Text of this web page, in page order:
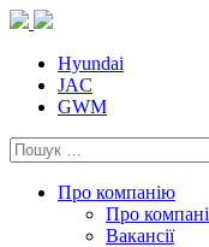
Skip
contentHyundai
JAC
GWM
Пошук:
Про компанію
Про
Вакансії